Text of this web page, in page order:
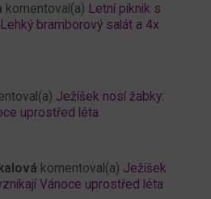
komentoval(a)
Letní piknik s
bramborový salát a 4x
Ježíšek nosí žabky:
uprostřed léta
komentoval(a) Ježíšek
Vánoce uprostřed léta